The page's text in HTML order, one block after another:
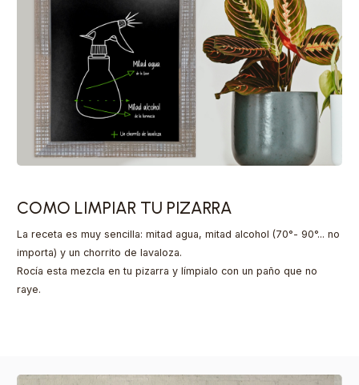
COMO LIMPIAR TU PIZARRA
La receta es muy sencilla: mitad agua, mitad alcohol (70°- 90°... no
importa) y un chorrito de lavaloza.
Rocía esta mezcla en tu pizarra y límpialo con un paño que no
raye.